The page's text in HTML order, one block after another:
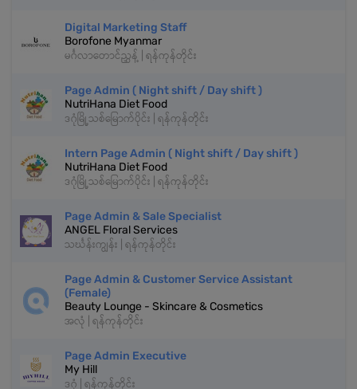
Digital Marketing Staff
Borofone Myanmar
မင်္ဂလာတောင်ညွှန့် | ရန်ကုန်တိုင်း
Page Admin ( Night shift / Day shift )
NutriHana Diet Food
ဒဂုံမြို့သစ်မြောက်ပိုင်း | ရန်ကုန်တိုင်း
Intern Page Admin ( Night shift / Day shift )
NutriHana Diet Food
ဒဂုံမြို့သစ်မြောက်ပိုင်း | ရန်ကုန်တိုင်း
Page Admin & Sale Specialist
ANGEL Floral Services
သင်္ဃန်းကျွန်း | ရန်ကုန်တိုင်း
Page Admin & Customer Service Assistant
(Female)
Beauty Lounge - Skincare & Cosmetics
အလုံ | ရန်ကုန်တိုင်း
Page Admin Executive
My Hill
ဒဂုံ | ရန်ကုန်တိုင်း